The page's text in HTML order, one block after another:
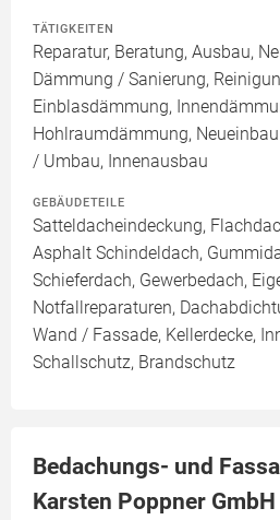
TÄTIGKEITEN
Reparatur, Beratung, Ausbau,
Dämmung / Sanierung,
Einblasdämmung,
Hohlraumdämmung,
/ Umbau, Innenausbau
GEBÄUDETEILE
Satteldacheindeckung,
Asphalt Schindeldach,
Schieferdach, Gewerbedach,
Notfallreparaturen,
Wand / Fassade, Kellerdecke,
Schallschutz, Brandschutz
Bedachungs- und
Karsten Poppner GmbH